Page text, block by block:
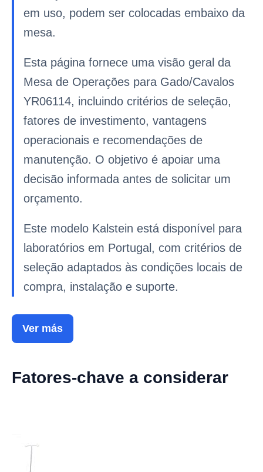
em uso, podem ser colocadas embaixo da
mesa.
Esta página fornece uma visão geral da
Mesa de Operações para Gado/Cavalos
YR06114, incluindo critérios de seleção,
fatores de investimento, vantagens
operacionais e recomendações de
manutenção. O objetivo é apoiar uma
decisão informada antes de solicitar um
orçamento.
Este modelo Kalstein está disponível para
laboratórios em Portugal, com critérios de
seleção adaptados às condições locais de
compra, instalação e suporte.
Ver más
Fatores-chave a considerar